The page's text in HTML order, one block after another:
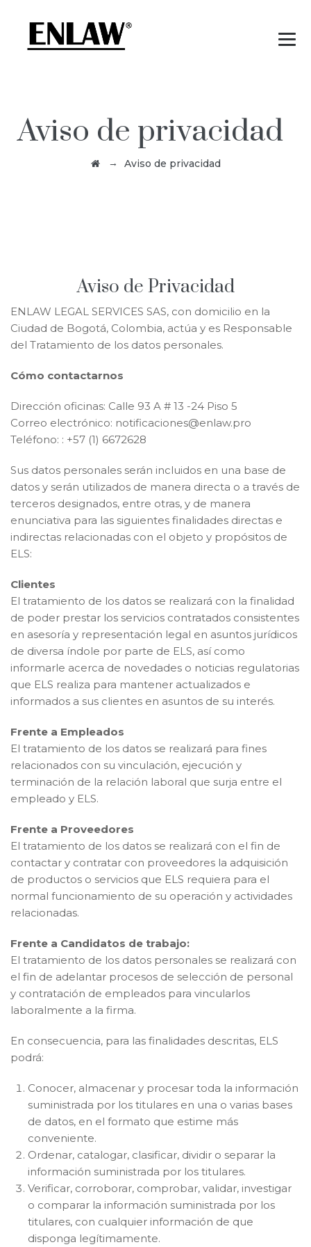
Aviso de privacidad
→ Aviso de privacidad
Aviso de Privacidad
ENLAW LEGAL SERVICES SAS, con domicilio en la
Ciudad de Bogotá, Colombia, actúa y es Responsable
del Tratamiento de los datos personales.
Cómo contactarnos
Dirección oficinas: Calle 93 A # 13 -24 Piso 5
Correo electrónico: notificaciones@enlaw.pro
Teléfono: : +57 (1) 6672628
Sus datos personales serán incluidos en una base de
datos y serán utilizados de manera directa o a través de
terceros designados, entre otras, y de manera
enunciativa para las siguientes finalidades directas e
indirectas relacionadas con el objeto y propósitos de
ELS:
Clientes
El tratamiento de los datos se realizará con la finalidad
de poder prestar los servicios contratados consistentes
en asesoría y representación legal en asuntos jurídicos
de diversa índole por parte de ELS, así como
informarle acerca de novedades o noticias regulatorias
que ELS realiza para mantener actualizados e
informados a sus clientes en asuntos de su interés.
Frente a Empleados
El tratamiento de los datos se realizará para fines
relacionados con su vinculación, ejecución y
terminación de la relación laboral que surja entre el
empleado y ELS.
Frente a Proveedores
El tratamiento de los datos se realizará con el fin de
contactar y contratar con proveedores la adquisición
de productos o servicios que ELS requiera para el
normal funcionamiento de su operación y actividades
relacionadas.
Frente a Candidatos de trabajo:
El tratamiento de los datos personales se realizará con
el fin de adelantar procesos de selección de personal
y contratación de empleados para vincularlos
laboralmente a la firma.
En consecuencia, para las finalidades descritas, ELS
podrá:
Conocer, almacenar y procesar toda la información
suministrada por los titulares en una o varias bases
de datos, en el formato que estime más
conveniente.
Ordenar, catalogar, clasificar, dividir o separar la
información suministrada por los titulares.
Verificar, corroborar, comprobar, validar, investigar
o comparar la información suministrada por los
titulares, con cualquier información de que
disponga legítimamente.